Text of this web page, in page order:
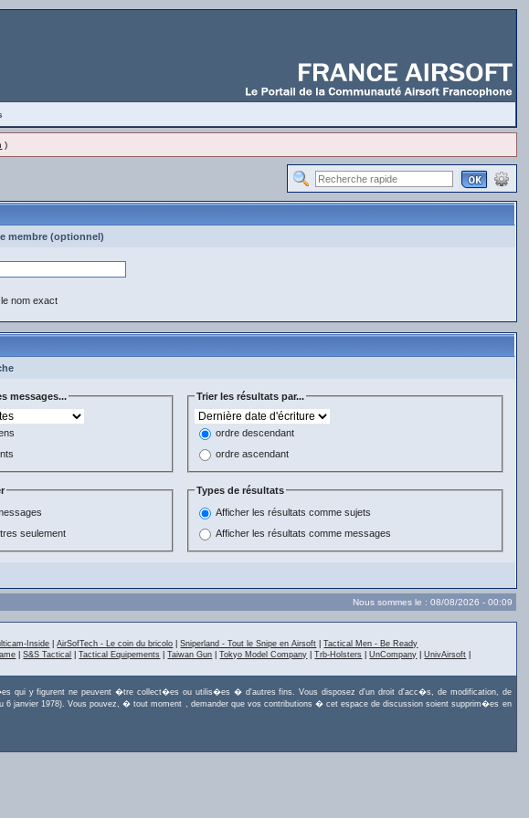
)
membre (optionnel)
nom exact
messages... Trier les résultats par...
ordre descendant
ordre ascendant
seulement
Types de résultats
Afficher les résultats comme sujets
Afficher les résultats comme messages
Nous sommes le : 08/08/2026 - 00:09
Inside |AirSofTech - Le coin du bricolo |Sniperland - Tout le Snipe en Airsoft |Tactical Men - Be Ready
|S&S Tactical |Tactical Equipements |Taiwan Gun |Tokyo Model Company |Trb-Holsters |UnCompany |UnivAirsoft
qui y figurent ne peuvent �tre collect�es ou utilis�es � d'autres fins. Vous disposez d'un droit d'acc�s, de modification, de
janvier 1978). Vous pouvez, � tout moment , demander que vos contributions � cet espace de discussion soient supprim�es en